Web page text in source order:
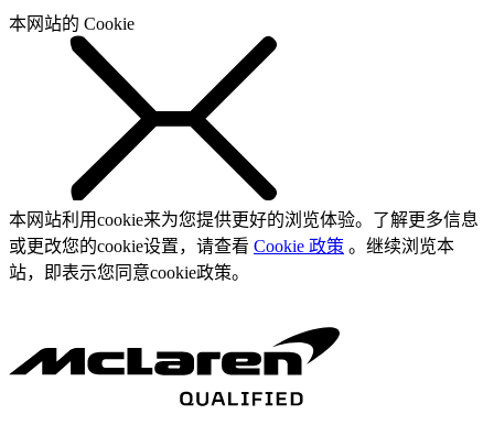
本网站的 Cookie
本网站利用cookie来为您提供更好的浏览体验。了解更多信息
或更改您的cookie设置，请查看 Cookie 政策 。继续浏览本
站，即表示您同意cookie政策。